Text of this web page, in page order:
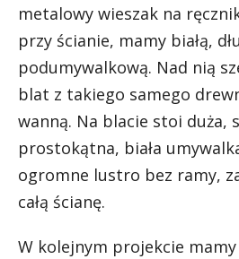
metalowy wieszak na
przy ścianie, mamy białą,
podumywalkową. Nad nią
blat z takiego samego
wanną. Na blacie stoi duża,
prostokątna, biała
ogromne lustro bez ramy,
całą ścianę.
W kolejnym projekcie mamy